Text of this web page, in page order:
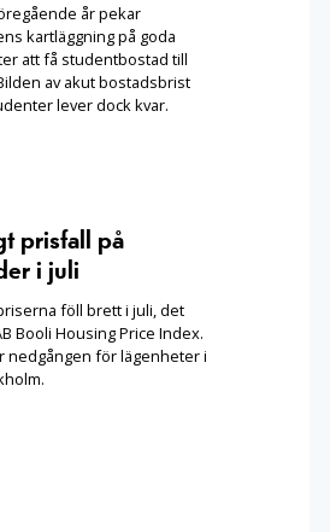
år pekar
kartläggning på goda
att få studentbostad till
av akut bostadsbrist
lever dock kvar.
prisfall på
i juli
föll brett i juli, det
Booli Housing Price Index.
nedgången för lägenheter i